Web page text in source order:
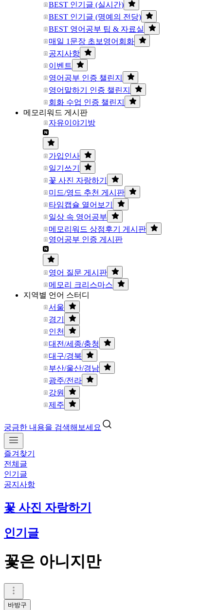
BEST 인기글 (실시간)
BEST 인기글 (명예의 전당)
BEST 영어공부 팁 & 자료실
매일 1문장 초보영어회화
공지사항
이벤트
영어공부 인증 챌린지
영어말하기 인증 챌린지
회화 수업 인증 챌린지
메모리워드 게시판
자유이야기방
가입인사
일기쓰기
꽃 사진 자랑하기
미드/영드 추천 게시판
타임캡슐 열어보기
일상 속 영어공부
메모리워드 상점후기 게시판
영어공부 인증 게시판
영어 질문 게시판
메모리 크리스마스
지역별 언어 스터디
서울
경기
인천
대전/세종/충청
대구/경북
부산/울산/경남
광주/전라
강원
제주
궁금한 내용을 검색해보세요
즐겨찾기
전체글
인기글
공지사항
꽃 사진 자랑하기
인기글
꽃은 아니지만
바방구